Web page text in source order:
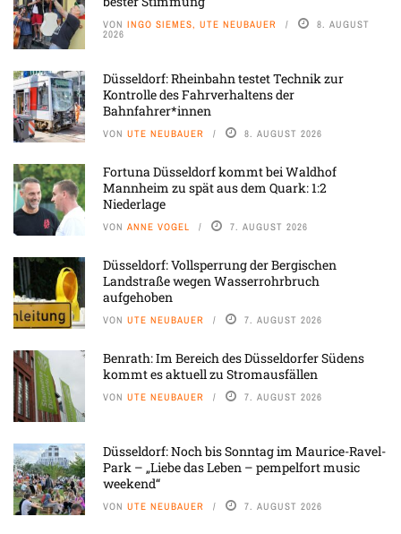
VON INGO SIEMES, UTE NEUBAUER 8. AUGUST
2026
Düsseldorf: Rheinbahn testet Technik zur
Kontrolle des Fahrverhaltens der
Bahnfahrer*innen
VON UTE NEUBAUER 8. AUGUST 2026
Fortuna Düsseldorf kommt bei Waldhof
Mannheim zu spät aus dem Quark: 1:2
Niederlage
VON ANNE VOGEL 7. AUGUST 2026
Düsseldorf: Vollsperrung der Bergischen
Landstraße wegen Wasserrohrbruch
aufgehoben
VON UTE NEUBAUER 7. AUGUST 2026
Benrath: Im Bereich des Düsseldorfer Südens
kommt es aktuell zu Stromausfällen
VON UTE NEUBAUER 7. AUGUST 2026
Düsseldorf: Noch bis Sonntag im Maurice-Ravel-
Park – „Liebe das Leben – pempelfort music
weekend“
VON UTE NEUBAUER 7. AUGUST 2026